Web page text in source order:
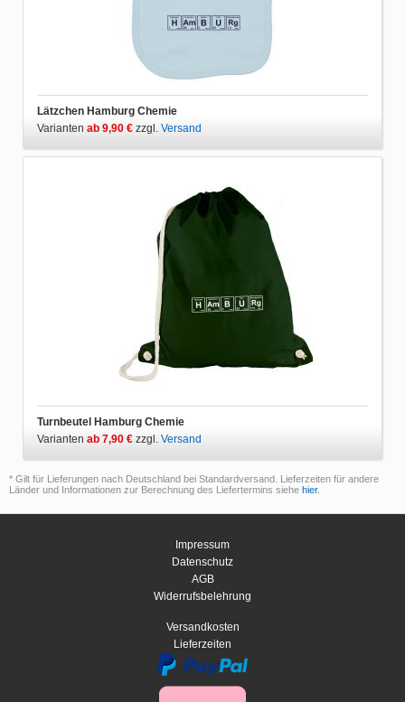
Lätzchen Hamburg Chemie
Varianten ab 9,90 € zzgl. Versand
Turnbeutel Hamburg Chemie
Varianten ab 7,90 € zzgl. Versand
* Gilt für Lieferungen nach Deutschland bei Standardversand. Lieferzeiten für andere
Länder und Informationen zur Berechnung des Liefertermins siehe hier.
Impressum
Datenschutz
AGB
Widerrufsbelehrung
Versandkosten
Lieferzeiten